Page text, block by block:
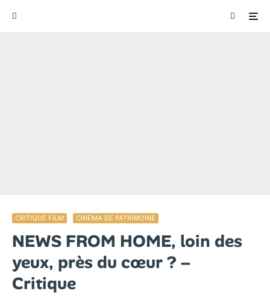
CRITIQUE FILM CINÉMA DE PATRIMOINE
NEWS FROM HOME, loin des
yeux, près du cœur ? –
Critique